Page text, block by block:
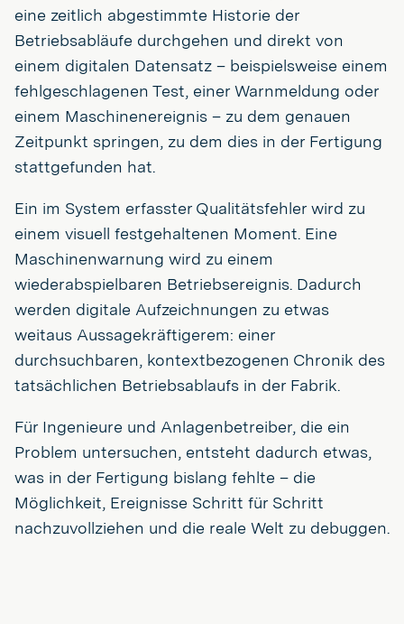
eine zeitlich abgestimmte Historie der
Betriebsabläufe durchgehen und direkt von
einem digitalen Datensatz – beispielsweise einem
fehlgeschlagenen Test, einer Warnmeldung oder
einem Maschinenereignis – zu dem genauen
Zeitpunkt springen, zu dem dies in der Fertigung
stattgefunden hat.
Ein im System erfasster Qualitätsfehler wird zu
einem visuell festgehaltenen Moment. Eine
Maschinenwarnung wird zu einem
wiederabspielbaren Betriebsereignis. Dadurch
werden digitale Aufzeichnungen zu etwas
weitaus Aussagekräftigerem: einer
durchsuchbaren, kontextbezogenen Chronik des
tatsächlichen Betriebsablaufs in der Fabrik.
Für Ingenieure und Anlagenbetreiber, die ein
Problem untersuchen, entsteht dadurch etwas,
was in der Fertigung bislang fehlte – die
Möglichkeit, Ereignisse Schritt für Schritt
nachzuvollziehen und die reale Welt zu debuggen.